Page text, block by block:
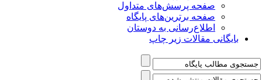
صفحه پرسش‌های متداول
صفحه برترین‌های پایگاه
اطلاع‌رسانی به دوستان
بایگانی مقالات زیر چاپ